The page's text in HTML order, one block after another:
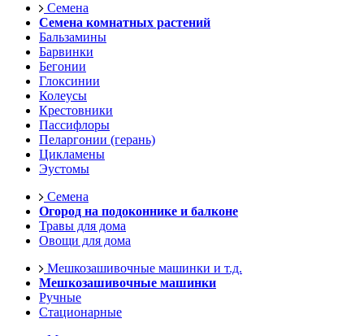
Семена
Семена комнатных растений
Бальзамины
Барвинки
Бегонии
Глоксинии
Колеусы
Крестовники
Пассифлоры
Пеларгонии (герань)
Цикламены
Эустомы
Семена
Огород на подоконнике и балконе
Травы для дома
Овощи для дома
Мешкозашивочные машинки и т.д.
Мешкозашивочные машинки
Ручные
Стационарные